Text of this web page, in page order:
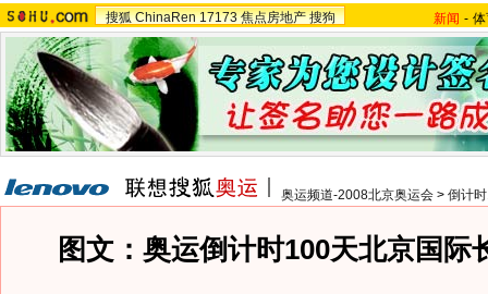
搜狐 ChinaRen 17173 焦点房地产 搜狗 新闻 -
奥运频道-2008北京奥运会 > 倒计
图文：奥运倒计时100天北京国际